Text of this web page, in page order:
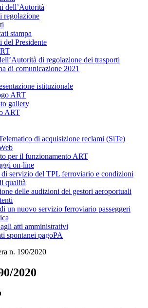
dell’Autorità
regolazione
stampa
del Presidente
di regolazione dei trasporti
di comunicazione 2021
istituzionale
ART
gallery
ART
di acquisizione reclami (SiTe)
per il funzionamento ART
on-line
servizio del TPL ferroviario e condizioni
qualità
delle audizioni dei gestori aeroportuali
un nuovo servizio ferroviario passeggeri
atti amministrativi
spontanei pagoPA
n. 190/2020
2020